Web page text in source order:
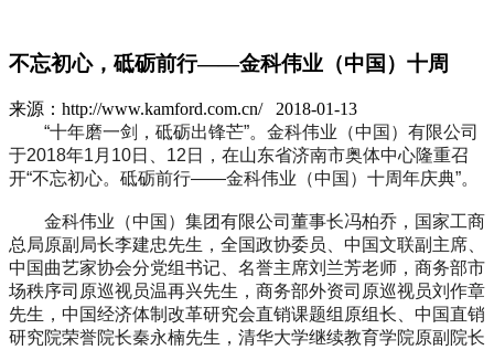
不忘初心，砥砺前行——金科伟业（中国）十周
来源：http://www.kamford.com.cn/ 2018-01-13
“十年磨一剑，砥砺出锋芒”。金科伟业（中国）有限公司
于2018年1月10日、12日，在山东省济南市奥体中心隆重召
开“不忘初心。砥砺前行——金科伟业（中国）十周年庆典”。
金科伟业（中国）集团有限公司董事长冯柏乔，国家工商
总局原副局长李建忠先生，全国政协委员、中国文联副主席、
中国曲艺家协会分党组书记、名誉主席刘兰芳老师，商务部市
场秩序司原巡视员温再兴先生，商务部外资司原巡视员刘作章
先生，中国经济体制改革研究会直销课题组原组长、中国直销
研究院荣誉院长秦永楠先生，清华大学继续教育学院原副院长